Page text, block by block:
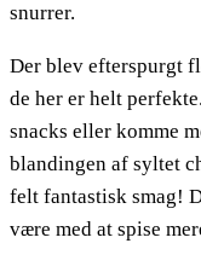
snurrer.
Der blev efterspurgt
de her er helt
snacks eller komme
blandingen af syltet
felt fantastisk smag!
være med at spise